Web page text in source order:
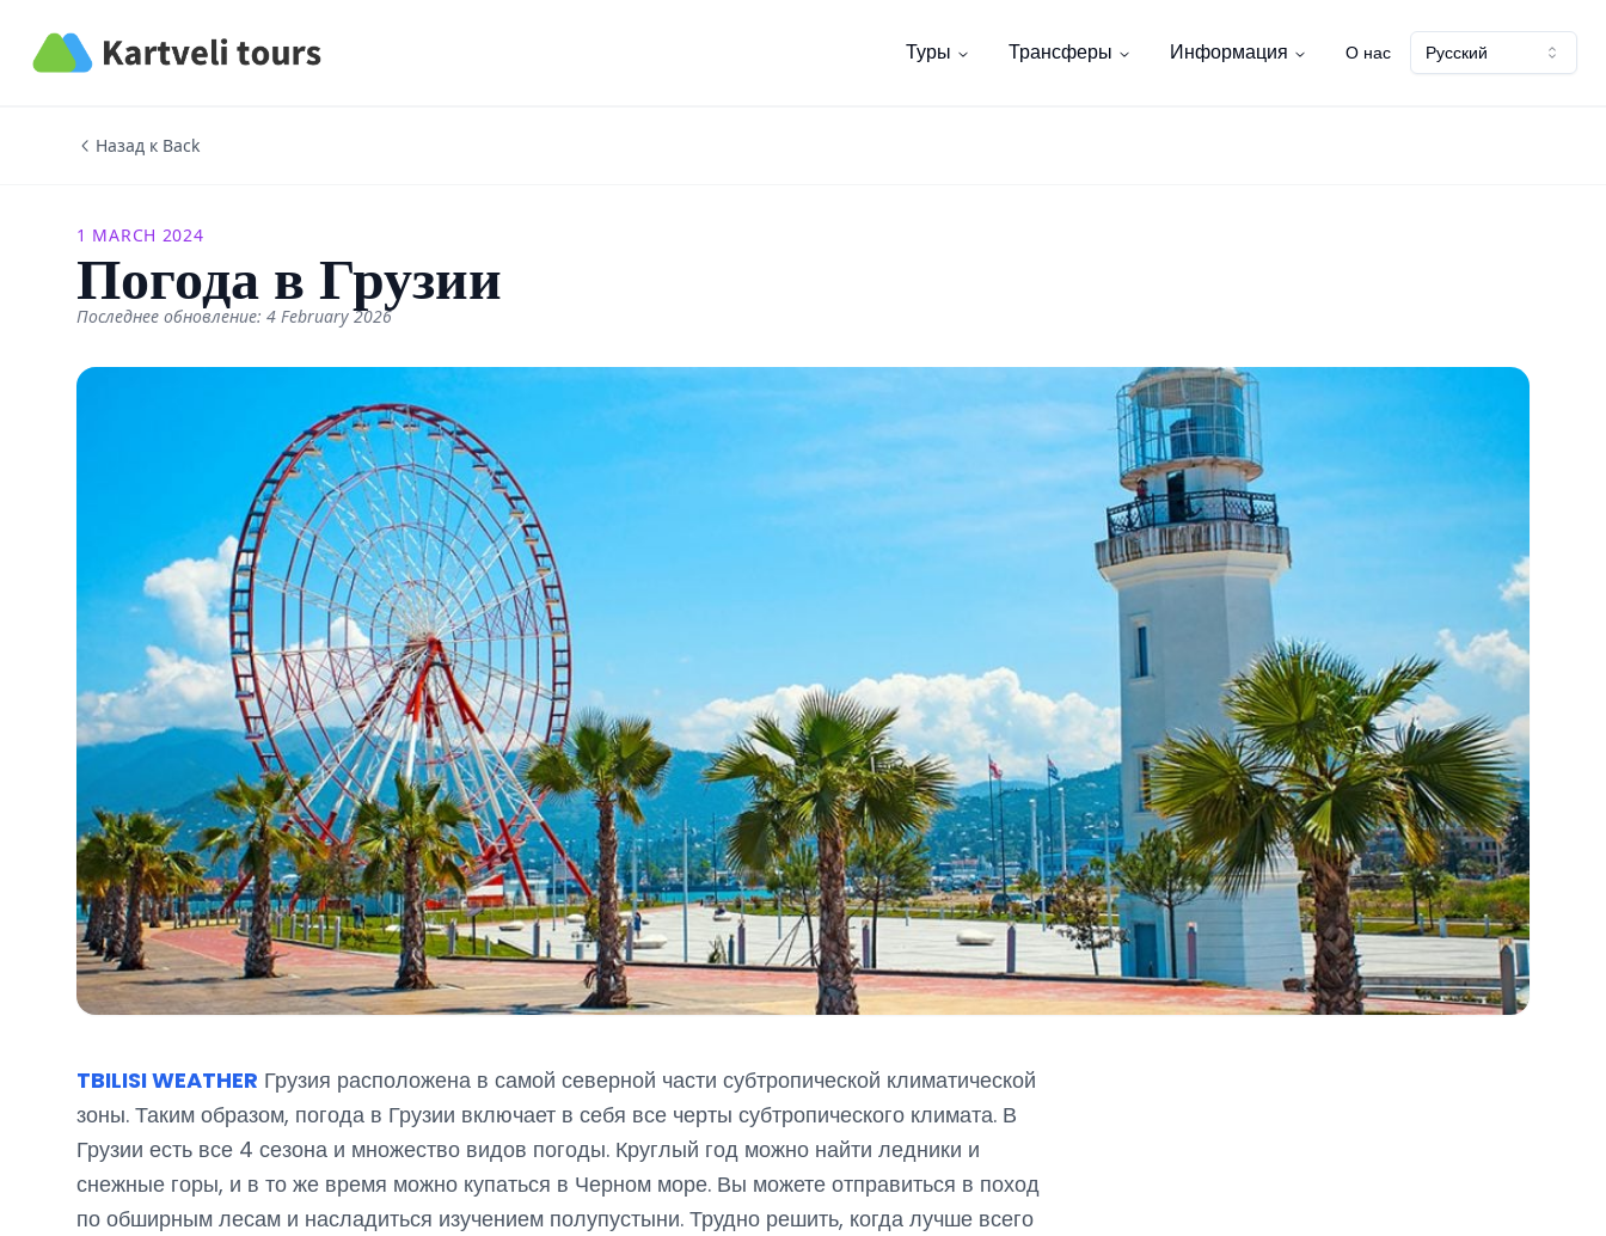
Kartveli Tours Туры Трансферы Информация О нас Русский
Назад к Back
1 MARCH 2024
Погода в Грузии
Последнее обновление: 4 February 2026
TBILISI WEATHER Грузия расположена в самой северной части субтропической климатической
зоны. Таким образом, погода в Грузии включает в себя все черты субтропического климата. В
Грузии есть все 4 сезона и множество видов погоды. Круглый год можно найти ледники и
снежные горы, и в то же время можно купаться в Черном море. Вы можете отправиться в поход
по обширным лесам и насладиться изучением полупустыни. Трудно решить, когда лучше всего